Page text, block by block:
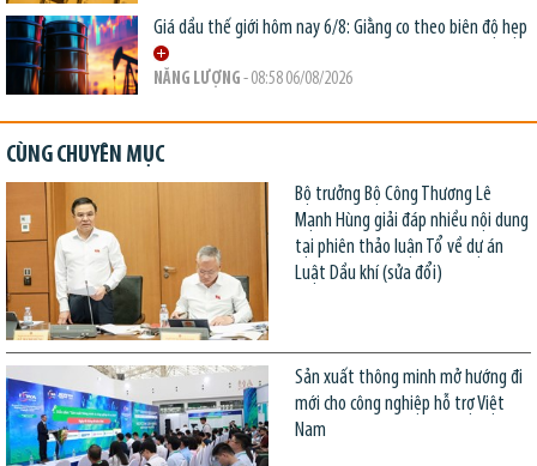
Giá dầu thế giới hôm nay 6/8: Giằng co theo biên độ hẹp
NĂNG LƯỢNG - 08:58 06/08/2026
CÙNG CHUYÊN MỤC
Bộ trưởng Bộ Công Thương Lê
Mạnh Hùng giải đáp nhiều nội dung
tại phiên thảo luận Tổ về dự án
Luật Dầu khí (sửa đổi)
Sản xuất thông minh mở hướng đi
mới cho công nghiệp hỗ trợ Việt
Nam